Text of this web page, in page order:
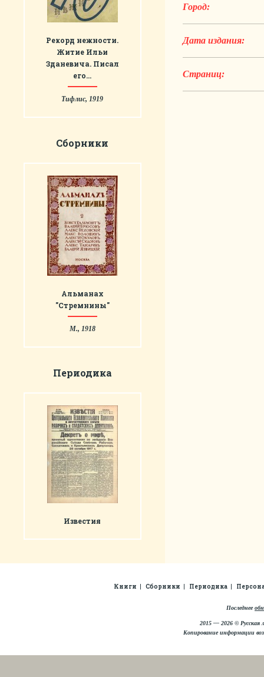
Рекорд нежности.
Житие Ильи
Зданевича. Писал
его…
Тифлис, 1919
Сборники
Альманах
"Стремнины"
М., 1918
Периодика
Известия
Город:
Дата издания:
Страниц:
Книги Сборники Периодика
Последнее
2015 — 2026 © Русская
Копирование информации